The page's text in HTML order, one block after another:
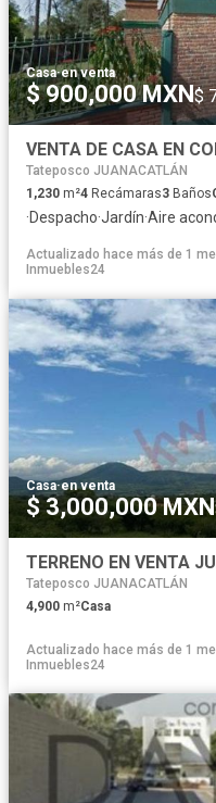
Casa·en venta
$ 900,000 MXN$
Tateposco JUANACATLÁN
1,230 m²4 Recámaras3 Baños
·Despacho·Jardín·Aire
Actualizado hace más de 1
Inmuebles24
Casa·en venta
$ 3,000,000 MXN
TERRENO EN VENTA
Tateposco JUANACATLÁN
4,900 m²Casa
Actualizado hace más de 1
Inmuebles24